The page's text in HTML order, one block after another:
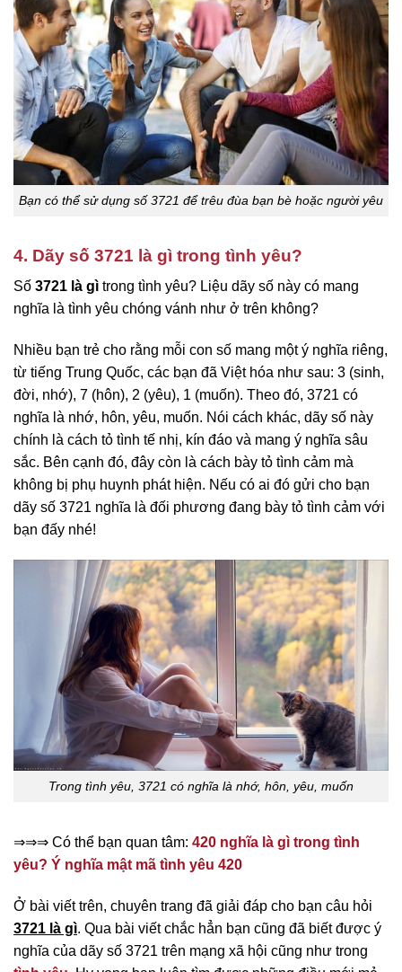
Bạn có thể sử dụng số 3721 để trêu đùa bạn bè hoặc người yêu
4. Dãy số 3721 là gì trong tình yêu?
Số 3721 là gì trong tình yêu? Liệu dãy số này có mang
nghĩa là tình yêu chóng vánh như ở trên không?
Nhiều bạn trẻ cho rằng mỗi con số mang một ý nghĩa riêng,
từ tiếng Trung Quốc, các bạn đã Việt hóa như sau: 3 (sinh,
đời, nhớ), 7 (hôn), 2 (yêu), 1 (muốn). Theo đó, 3721 có
nghĩa là nhớ, hôn, yêu, muốn. Nói cách khác, dãy số này
chính là cách tỏ tình tế nhị, kín đáo và mang ý nghĩa sâu
sắc. Bên cạnh đó, đây còn là cách bày tỏ tình cảm mà
không bị phụ huynh phát hiện. Nếu có ai đó gửi cho bạn
dãy số 3721 nghĩa là đối phương đang bày tỏ tình cảm với
bạn đấy nhé!
Trong tình yêu, 3721 có nghĩa là nhớ, hôn, yêu, muốn
⇒⇒⇒ Có thể bạn quan tâm: 420 nghĩa là gì trong tình
yêu? Ý nghĩa mật mã tình yêu 420
Ở bài viết trên, chuyên trang đã giải đáp cho bạn câu hỏi
3721 là gì. Qua bài viết chắc hẳn bạn cũng đã biết được ý
nghĩa của dãy số 3721 trên mạng xã hội cũng như trong